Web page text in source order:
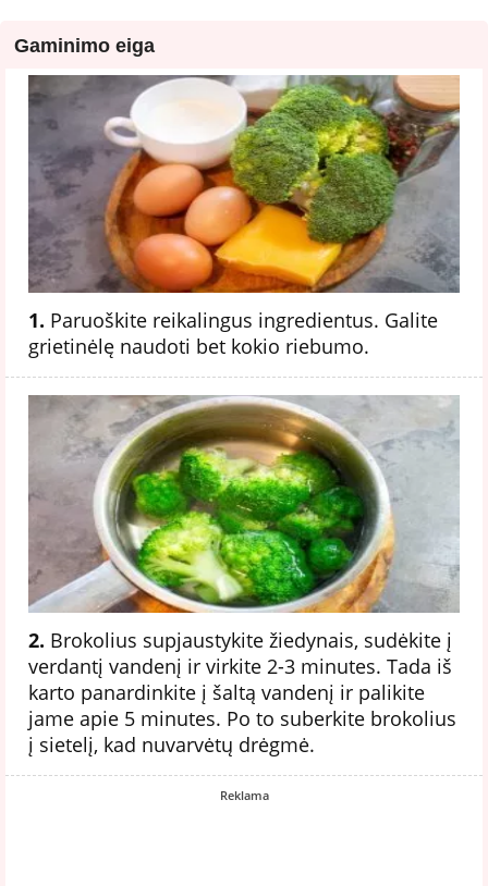
Gaminimo eiga
1. Paruoškite reikalingus ingredientus. Galite
grietinėlę naudoti bet kokio riebumo.
2. Brokolius supjaustykite žiedynais, sudėkite į
verdantį vandenį ir virkite 2-3 minutes. Tada iš
karto panardinkite į šaltą vandenį ir palikite
jame apie 5 minutes. Po to suberkite brokolius
į sietelį, kad nuvarvėtų drėgmė.
Reklama